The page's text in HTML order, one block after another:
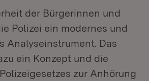
der Bürgerinnen und
Polizei ein modernes und
Analyseinstrument. Das
ein Konzept und die
zur Anhörung